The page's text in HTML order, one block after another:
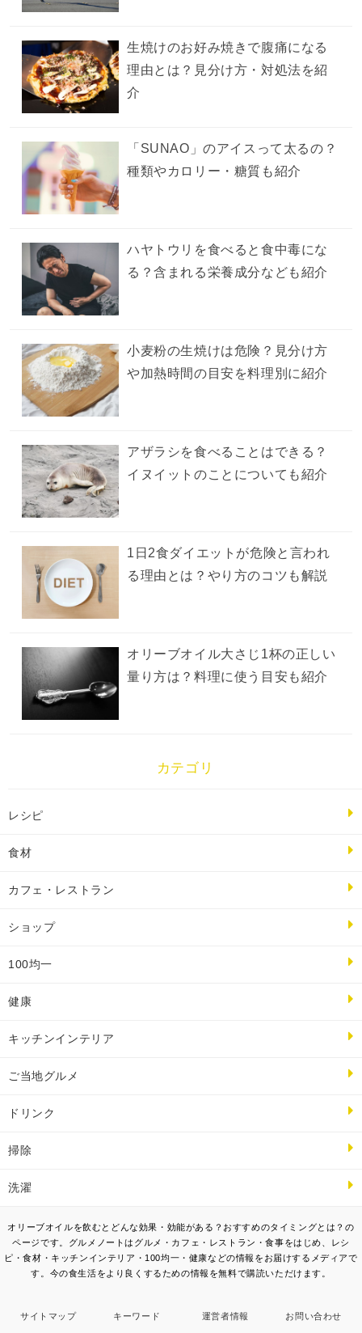
生焼けのお好み焼きで腹痛になる
理由とは？見分け方・対処法を紹
介
「SUNAO」のアイスって太るの？
種類やカロリー・糖質も紹介
ハヤトウリを食べると食中毒にな
る？含まれる栄養成分なども紹介
小麦粉の生焼けは危険？見分け方
や加熱時間の目安を料理別に紹介
アザラシを食べることはできる？
イヌイットのことについても紹介
1日2食ダイエットが危険と言われ
る理由とは？やり方のコツも解説
オリーブオイル大さじ1杯の正しい
量り方は？料理に使う目安も紹介
カテゴリ
レシピ
食材
カフェ・レストラン
ショップ
100均一
健康
キッチンインテリア
ご当地グルメ
ドリンク
掃除
洗濯
オリーブオイルを飲むとどんな効果・効能がある？おすすめのタイミングとは？の
ページです。グルメノートはグルメ・カフェ・レストラン・食事をはじめ、レシ
ピ・食材・キッチンインテリア・100均一・健康などの情報をお届けするメディアで
す。今の食生活をより良くするための情報を無料で購読いただけます。
サイトマップ キーワード 運営者情報 お問い合わせ